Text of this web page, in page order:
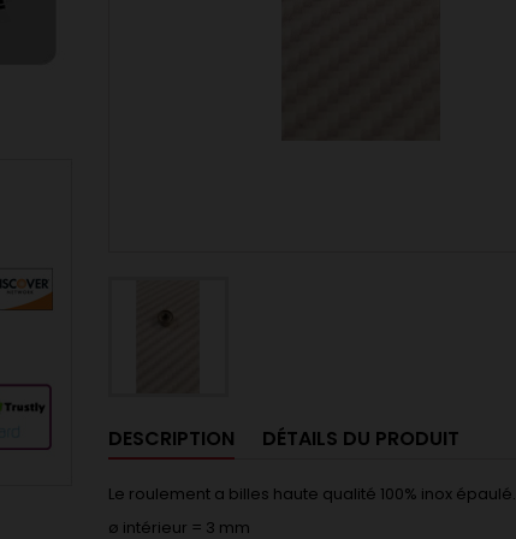
DESCRIPTION DÉTAILS DU PRODUIT
Le roulement a billes haute qualité 100% inox épaulé.
ø intérieur = 3 mm